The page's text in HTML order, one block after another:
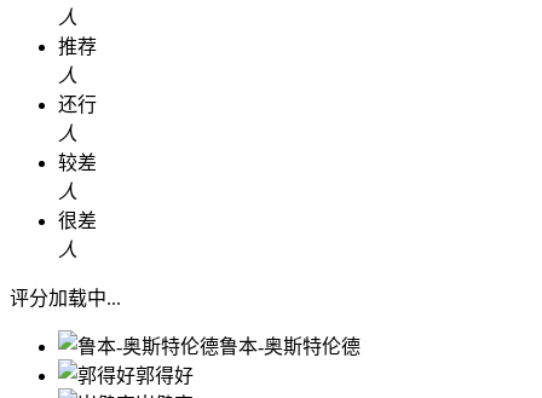
人
推荐
人
还行
人
较差
人
很差
人
评分加载中...
鲁本-奥斯特伦德
郭得好